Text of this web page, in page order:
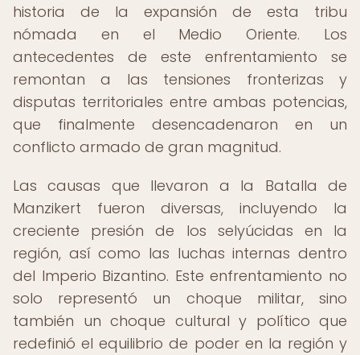
historia de la expansión de esta tribu
nómada en el Medio Oriente. Los
antecedentes de este enfrentamiento se
remontan a las tensiones fronterizas y
disputas territoriales entre ambas potencias,
que finalmente desencadenaron en un
conflicto armado de gran magnitud.
Las causas que llevaron a la Batalla de
Manzikert fueron diversas, incluyendo la
creciente presión de los selyúcidas en la
región, así como las luchas internas dentro
del Imperio Bizantino. Este enfrentamiento no
solo representó un choque militar, sino
también un choque cultural y político que
redefinió el equilibrio de poder en la región y